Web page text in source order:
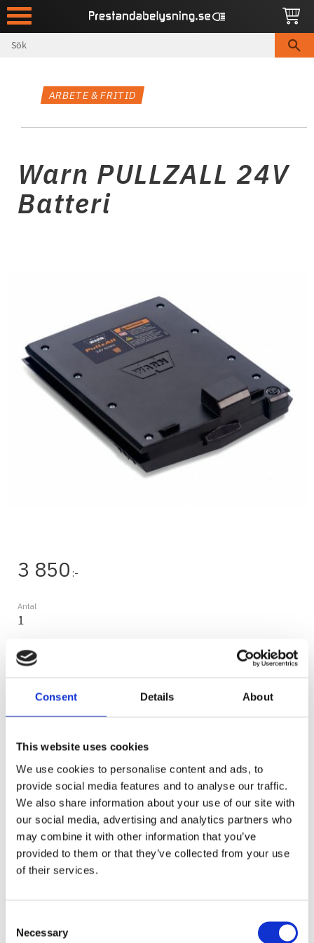
Consent Details About
This website uses cookies
We use cookies to personalise content and ads, to
provide social media features and to analyse our traffic.
We also share information about your use of our site with
our social media, advertising and analytics partners who
may combine it with other information that you’ve
provided to them or that they’ve collected from your use
of their services.
Selection
Necessary
Meny
ARBETE & FRITID
Warn PULLZALL 24V
Batteri
3 850 :-
Antal
Artikelnr
Ge ett omdöme!
24 Volt NiMH batteripack som passar alla
batteridrivna PullzAll vinschar.
Dela med dig
Omdömen